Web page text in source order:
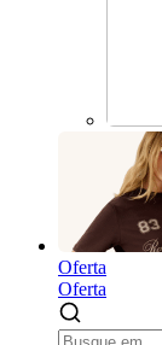
Oferta
Oferta